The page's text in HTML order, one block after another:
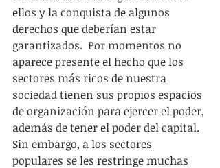
ellos y la conquista de algunos
derechos que deberían estar
garantizados.  Por momentos no
aparece presente el hecho que los
sectores más ricos de nuestra
sociedad tienen sus propios espacios
de organización para ejercer el poder,
además de tener el poder del capital.
Sin embargo, a los sectores
populares se les restringe muchas